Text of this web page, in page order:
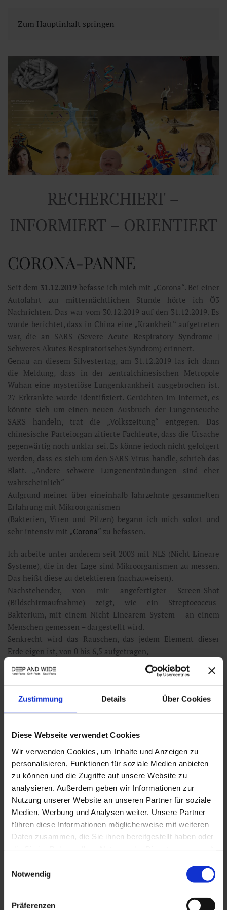
Zustimmung Details Über Cookies
Diese Webseite verwendet Cookies
Wir verwenden Cookies, um Inhalte und Anzeigen zu
personalisieren, Funktionen für soziale Medien anbieten
zu können und die Zugriffe auf unsere Website zu
analysieren. Außerdem geben wir Informationen zur
Nutzung unserer Website an unseren Partner für soziale
Medien, Werbung und Analysen weiter. Unsere Partner
führen diese Informationen möglicherweise mit weiteren
Daten zusammen, die Sie ihnen bereitgestellt haben oder
Notwendig
Präferenzen
Zum Hauptinhalt springen
RECHERCHIERT –
INFORMIERT – ORIENTIERT
CORONA-PANNE
Seit dem 31.12.2019 befasse ich mich mit „Corona“. Bei einer
Autofahrt zur mitternächtlichen Stunde hörte ich Ö3
Nachrichten. Das war vom 30.12.2019 auf den 31.12.2019. Es
wurde berichtet, dass in China eine „Krankheit“ aufgetreten
war, die an SARS (Severe Acute Respiratory Syndrome |
Schweres Akutes Respiratorisches Syndrom) erinnert.
Genau an diesem Silvestertag, am 31.12.2019 las ich dann
die Meldung, dass in der zentralchinesischen Metropole
Wuhan eine mysteriöse Lungenkrankheit ausgebrochen ist.
27 Erkrankte wurde identifiziert. Gerüchten im Internet, es
könnte sich um einen neuen Ausbruch der Lungenseuche
SARS handeln, trat die „Volkszeitung“ entgegen. Das
chinesische Parteiorgan zitierte Fachleute, dass die Ursache
gegenwärtig noch unklar sei. Es könne jedoch nicht gefolgert
werden, dass es sich um den SARS-Virus handle, schrieb das
Blatt. „Andere schwere Lungenentzündungen sind eher
wahrscheinlich“
Aufgrund meiner über eineinhalb Jahrzehnte gesammelten
Erfahrung mit Mikroorganismen
(Bakterien, Viren und Pilzen) begann ich mich sofort und
sehr intensiv mit „Corona“ zu befassen.
Ich arbeite unter anderem seit 2003 mit NLS (Nicht Lineare
Systeme), die in der Lage sind Mikroorganismen zu messen.
Das heißt diese zu detektieren (nachzuweisen).
Nachstehender, von mir angefertigter Screen-Shot
(Bildschirmaufnahme) zeigt, wie ein Streptococcus-
Bakterium, mit einem Nicht Linearem System – an einem
Menschen gemessen – dargestellt wird.
Senkrecht wird das Rauschen, das jedem Element dieser
Erde eigen ist, von 0 bis 6,5 aufgetragen,
und horizontal das Frequenzband von 1,8 Hz bis 8,2 Hz. Das
Bild zeigt, das für das Streptococcus-Bakterium
charakteristische Frequenzband.
TESTSTRATEGIE | TESTEN
AUF CORONA MIT #KI APP
Ein besonderes Anliegen war und ist es für mich eine